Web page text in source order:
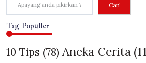
Cari
Tag Populler
10 Tips (78) Aneka Cerita